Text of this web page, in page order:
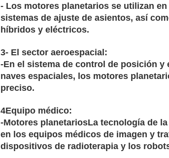
- Los motores planetarios se utilizan
sistemas de ajuste de asientos, así
híbridos y eléctricos.
3- El sector aeroespacial:
-En el sistema de control de posición
naves espaciales, los motores
preciso.
4Equipo médico:
-Motores planetariosLa tecnología de
en los equipos médicos de imagen y
dispositivos de radioterapia y los